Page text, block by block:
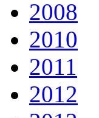
2008
2010
2011
2012